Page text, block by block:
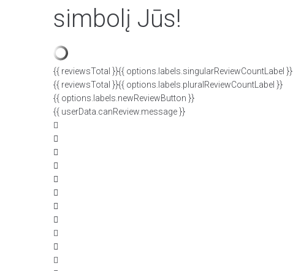
simbolį Jūs!
{{ reviewsTotal }}{{ options.labels.singularReviewCountLabel }}
{{ reviewsTotal }}{{ options.labels.pluralReviewCountLabel }}
{{ options.labels.newReviewButton }}
{{ userData.canReview.message }}